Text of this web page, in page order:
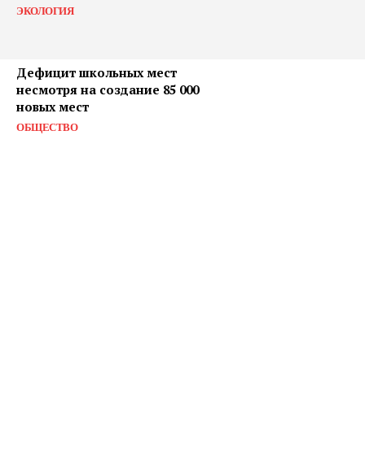
ЭКОЛОГИЯ
Дефицит школьных мест
несмотря на создание 85 000
новых мест
ОБЩЕСТВО